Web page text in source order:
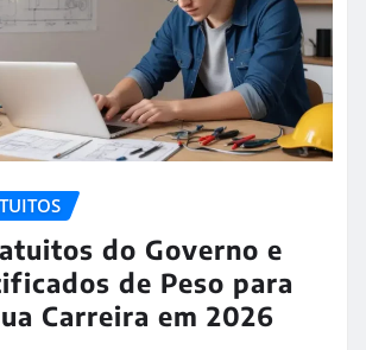
do Governo e
de Peso para
Carreira em 2026